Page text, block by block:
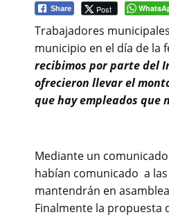
Share Post
Trabajadores
municipio en el día de la
recibimos por parte del
ofrecieron llevar el
que hay empleados que
Mediante un
habían comunicado a
mantendrán en
Finalmente la propuesta